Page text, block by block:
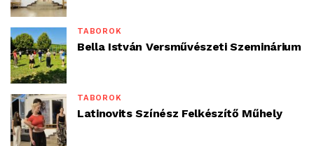
TÁBOROK
Bella István Versművészeti Szeminárium
TÁBOROK
Latinovits Színész Felkészítő Műhely